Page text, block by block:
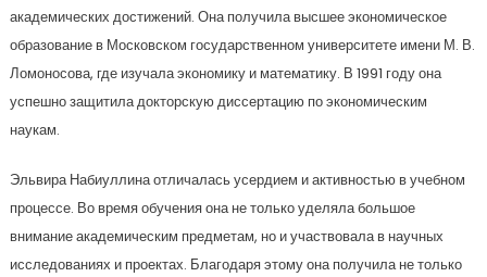
академических достижений. Она получила высшее экономическое
образование в Московском государственном университете имени М. В.
Ломоносова, где изучала экономику и математику. В 1991 году она
успешно защитила докторскую диссертацию по экономическим
наукам.
Эльвира Набиуллина отличалась усердием и активностью в учебном
процессе. Во время обучения она не только уделяла большое
внимание академическим предметам, но и участвовала в научных
исследованиях и проектах. Благодаря этому она получила не только